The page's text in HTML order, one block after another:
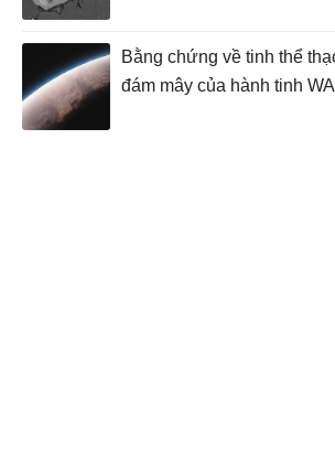
Bằng chứng về tinh thể
đám mây của hành tinh